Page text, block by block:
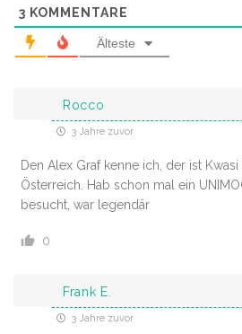
3 KOMMENTARE
Älteste
Rocco
3 Jahre zuvor
Den Alex Graf kenne ich, der ist
Österreich. Hab schon mal ein
besucht, war legendär
0
Frank E.
3 Jahre zuvor